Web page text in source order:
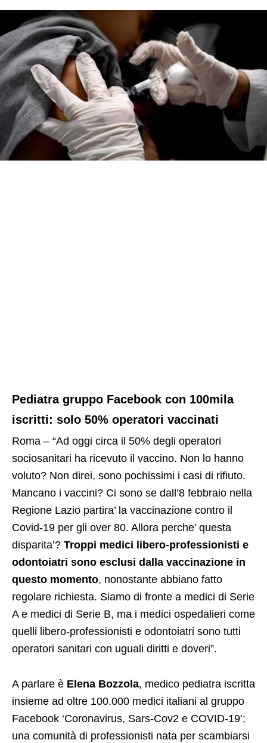
Pediatra gruppo Facebook con 100mila
iscritti: solo 50% operatori vaccinati
Roma – “Ad oggi circa il 50% degli operatori
sociosanitari ha ricevuto il vaccino. Non lo hanno
voluto? Non direi, sono pochissimi i casi di rifiuto.
Mancano i vaccini? Ci sono se dall’8 febbraio nella
Regione Lazio partira’ la vaccinazione contro il
Covid-19 per gli over 80. Allora perche’ questa
disparita’? Troppi medici libero-professionisti e
odontoiatri sono esclusi dalla vaccinazione in
questo momento, nonostante abbiano fatto
regolare richiesta. Siamo di fronte a medici di Serie
A e medici di Serie B, ma i medici ospedalieri come
quelli libero-professionisti e odontoiatri sono tutti
operatori sanitari con uguali diritti e doveri”.
A parlare è Elena Bozzola, medico pediatra iscritta
insieme ad oltre 100.000 medici italiani al gruppo
Facebook ‘Coronavirus, Sars-Cov2 e COVID-19’;
una comunità di professionisti nata per scambiarsi